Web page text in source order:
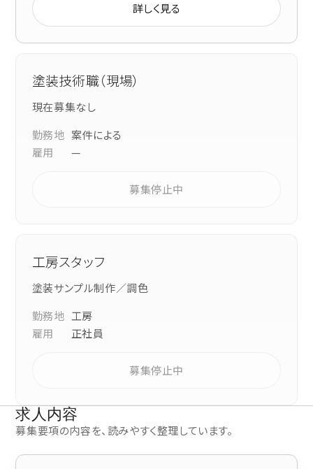
詳しく見る
塗装技術職（現場）
現在募集なし
勤務地 案件による
雇用
—
募集停止中
工房スタッフ
塗装サンプル制作／調色
勤務地 工房
雇用
正社員
募集停止中
求人内容
募集要項の内容を、読みやすく整理しています。